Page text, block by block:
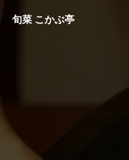
旬菜 こかぶ亭